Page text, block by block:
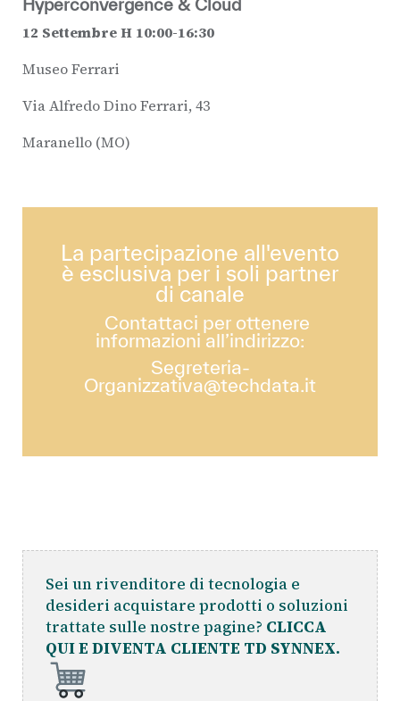
Hyperconvergence & Cloud
12 Settembre H 10:00-16:30
Museo Ferrari
Via Alfredo Dino Ferrari, 43
Maranello (MO)
La partecipazione all'evento
è esclusiva per i soli partner
di canale
Contattaci per ottenere
informazioni all’indirizzo:
Segreteria-
Organizzativa@techdata.it
Sei un rivenditore di tecnologia e
desideri acquistare prodotti o soluzioni
trattate sulle nostre pagine? CLICCA
QUI E DIVENTA CLIENTE TD SYNNEX.